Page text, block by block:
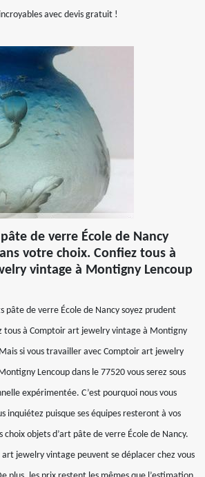
avec devis gratuit !
de verre École de Nancy
votre choix. Confiez tous à
vintage à Montigny Lencoup
pâte de verre École de Nancy soyez prudent
tous à Comptoir art jewelry vintage à Montigny
si vous travailler avec Comptoir art jewelry
Lencoup dans le 77520 vous serez sous
expérimentée. C’est pourquoi nous vous
inquiétez puisque ses équipes resteront à vos
choix objets d’art pâte de verre École de Nancy.
art jewelry vintage peuvent se déplacer chez vous